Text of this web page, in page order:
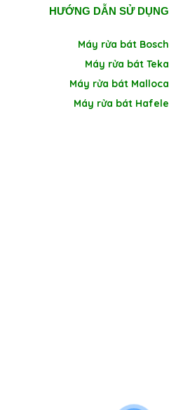
HƯỚNG DẪN SỬ DỤNG
Máy rửa bát Bosch
Máy rửa bát Teka
Máy rửa bát Malloca
Máy rửa bát Hafele